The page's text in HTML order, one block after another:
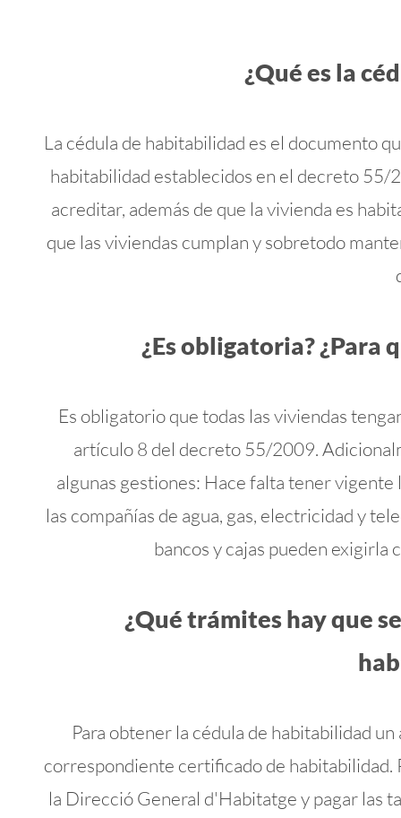
¿Qué es la
La cédula de habitabilidad es el documento
habitabilidad establecidos en el decreto 55/
acreditar, además de que la vivienda es
que las viviendas cumplan y sobretodo
¿Es obligatoria? ¿Para
Es obligatorio que todas las viviendas
artículo 8 del decreto 55/2009.
algunas gestiones: Hace falta tener vigente
las compañías de agua, gas, electricidad y
bancos y cajas pueden exigirla
¿Qué trámites hay que
Para obtener la cédula de habitabilidad
correspondiente certificado de
la Direcció General d'Habitatge y pagar las